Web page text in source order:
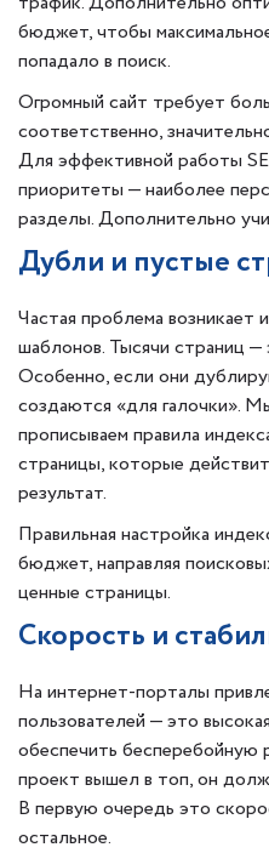
бюджет, чтобы
попадало в поиск.
Огромный сайт требует
соответственно,
Для эффективной работы
приоритеты — наиболее
разделы. Дополнительно
Дубли и пустые
Частая проблема возникает
шаблонов. Тысячи страниц —
Особенно, если они
создаются «для галочки».
прописываем правила
страницы, которые
результат.
Правильная настройка
бюджет, направляя
ценные страницы.
Скорость и
На интернет-порталы
пользователей — это
обеспечить бесперебойную
проект вышел в топ, он
В первую очередь это
остальное.